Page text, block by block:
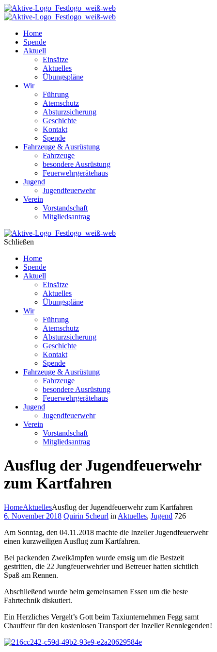
Home
Spende
Aktuell
Einsätze
Aktuelles
Übungspläne
Wir
Führung
Atemschutz
Absturzsicherung
Geschichte
Kontakt
Spende
Fahrzeuge & Ausrüstung
Fahrzeuge
besondere Ausrüstung
Feuerwehrgerätehaus
Jugend
Jugendfeuerwehr
Verein
Vorstandschaft
Mitgliedsantrag
Schließen
Home
Spende
Aktuell
Einsätze
Aktuelles
Übungspläne
Wir
Führung
Atemschutz
Absturzsicherung
Geschichte
Kontakt
Spende
Fahrzeuge & Ausrüstung
Fahrzeuge
besondere Ausrüstung
Feuerwehrgerätehaus
Jugend
Jugendfeuerwehr
Verein
Vorstandschaft
Mitgliedsantrag
Ausflug der Jugendfeuerwehr
zum Kartfahren
HomeAktuellesAusflug der Jugendfeuerwehr zum Kartfahren
6. November 2018 Quirin Scheurl in Aktuelles, Jugend 726
Am Sonntag, den 04.11.2018 machte die Inzeller Jugendfeuerwehr
einen kurzweiligen Ausflug zum Kartfahren.
Bei packenden Zweikämpfen wurde emsig um die Bestzeit
gestritten, die 22 Jungfeuerwehrler und Betreuer hatten sichtlich
Spaß am Rennen.
Abschließend wurde beim gemeinsamen Essen um die beste
Fahrtechnik diskutiert.
Ein Herzliches Vergelt’s Gott beim Taxiunternehmen Fegg samt
Chauffeur für den kostenlosen Transport der Inzeller Rennlegenden!